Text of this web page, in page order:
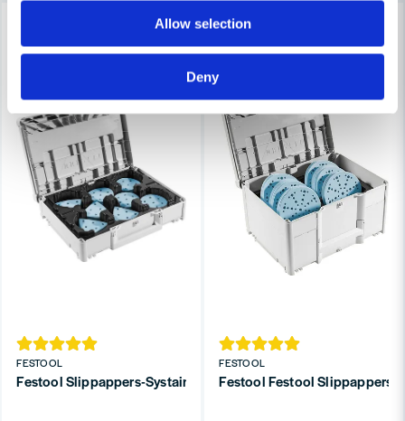
Allow selection
Deny
FESTOOL
Festool Slippappers-Systainer³ SYS-STF D90/V93 GR-Set
FESTOOL
Festool Festool Slippappers-
-13%